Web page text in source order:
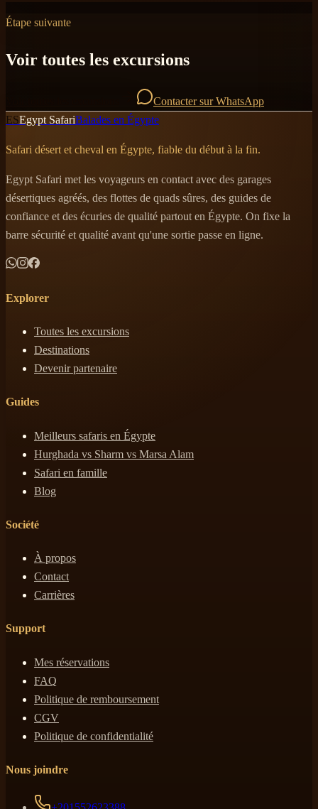
Étape suivante
Voir toutes les excursions
Contacter sur WhatsApp
ESEgypt SafariBalades en Égypte
Safari désert et cheval en Égypte, fiable du début à la fin.
Egypt Safari met les voyageurs en contact avec des garages
désertiques agréés, des flottes de quads sûres, des guides de
confiance et des écuries de qualité partout en Égypte. On fixe la
barre sécurité et qualité avant qu'une sortie passe en ligne.
Explorer
Toutes les excursions
Destinations
Devenir partenaire
Guides
Meilleurs safaris en Égypte
Hurghada vs Sharm vs Marsa Alam
Safari en famille
Blog
Société
À propos
Contact
Carrières
Support
Mes réservations
FAQ
Politique de remboursement
CGV
Politique de confidentialité
Nous joindre